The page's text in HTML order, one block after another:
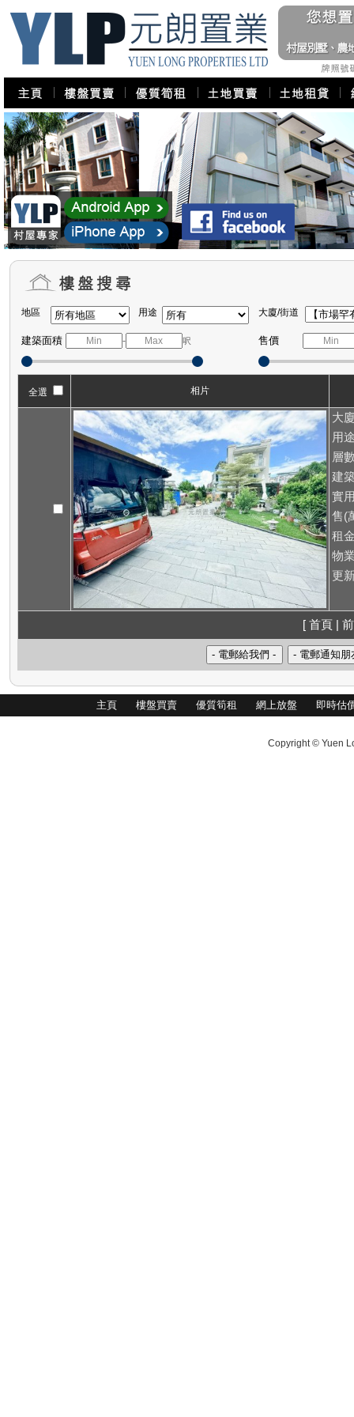
地區 用途 大廈/街道
建築面積 - 呎 售價
全選 相片
大
用
層
建
實
售(
租
物
更
[ 首頁 |
主頁 樓盤買賣 優質筍租 網上放盤 即時估
Copyright © Yuen